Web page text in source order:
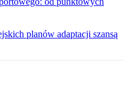
planów adaptacji szansą